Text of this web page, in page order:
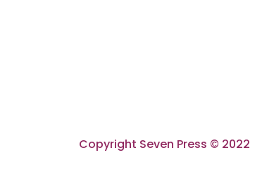
Copyright Seven Press © 2022